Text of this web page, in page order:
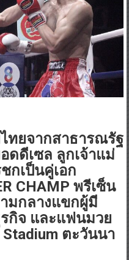
ทยจากสาธารณรัฐ
ดดีเซล ลูกเจ้าแม่
กเป็นคู่เอก
CHAMP พรีเซ็น
มกลางแขกผู้มี
กิจ และแฟนมวย
ตะวันนา